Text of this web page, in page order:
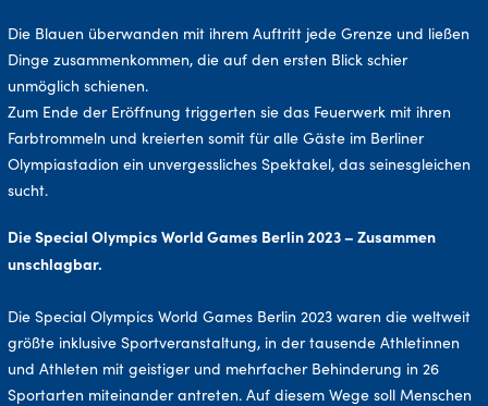
Die Blauen überwanden mit ihrem Auftritt jede Grenze und ließen
Dinge zusammenkommen, die auf den ersten Blick schier
unmöglich schienen.
Zum Ende der Eröffnung triggerten sie das Feuerwerk mit ihren
Farbtrommeln und kreierten somit für alle Gäste im Berliner
Olympiastadion ein unvergessliches Spektakel, das seinesgleichen
sucht.
Die Special Olympics World Games Berlin 2023 – Zusammen
unschlagbar.
Die Special Olympics World Games Berlin 2023 waren die weltweit
größte inklusive Sportveranstaltung, in der tausende Athletinnen
und Athleten mit geistiger und mehrfacher Behinderung in 26
Sportarten miteinander antreten. Auf diesem Wege soll Menschen